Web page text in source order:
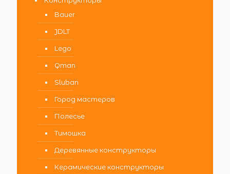
Bauer
JDLT
Lego
Qman
Sluban
Город мастеров
Полесье
Тимошка
Деревянные конструкторы
Керамические конструкторы